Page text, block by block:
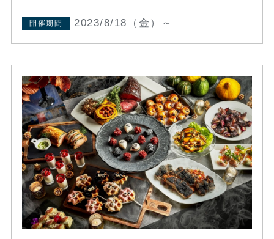
開催期間 2023/8/18（金）～